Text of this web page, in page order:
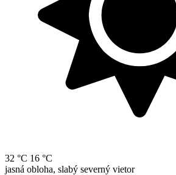
32 °C 16 °C
jasná obloha, slabý severný vietor